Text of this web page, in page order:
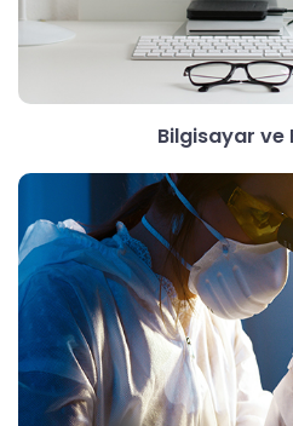
Bilgisayar ve